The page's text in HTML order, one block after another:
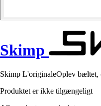
Skimp
Skimp L'originaleOplev bæltet,
Produktet er ikke tilgængeligt